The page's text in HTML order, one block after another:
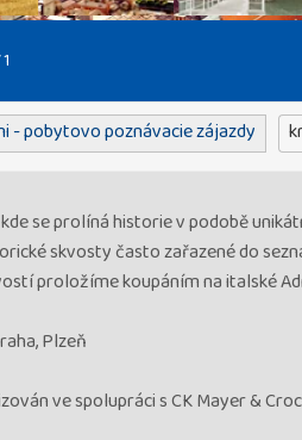
- pobytovo poznávacie zájazdy
se prolíná historie v podobě
skvosty často zařazené do
proložíme koupáním na italské
Plzeň
ve spolupráci s CK Mayer &